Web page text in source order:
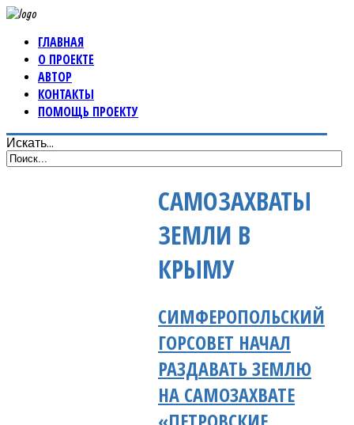
ГЛАВНАЯ
О ПРОЕКТЕ
АВТОР
КОНТАКТЫ
ПОМОЩЬ ПРОЕКТУ
Искать...
САМОЗАХВАТЫ
ЗЕМЛИ В
КРЫМУ
СИМФЕРОПОЛЬСКИЙ
ГОРСОВЕТ НАЧАЛ
РАЗДАВАТЬ ЗЕМЛЮ
НА САМОЗАХВАТЕ